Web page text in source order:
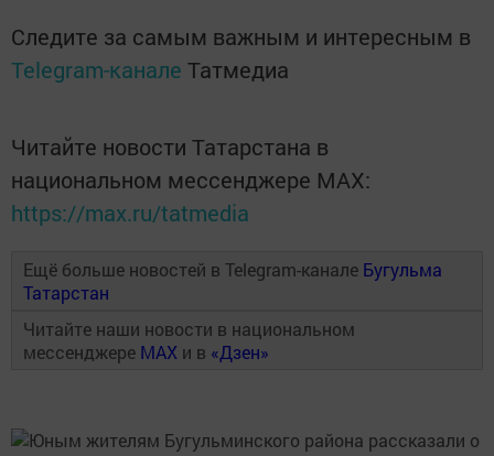
Следите за самым важным и интересным в
Telegram-канале Татмедиа
Читайте новости Татарстана в
национальном мессенджере MАХ:
https://max.ru/tatmedia
Ещё больше новостей в Telegram-канале Бугульма
Татарстан
Читайте наши новости в национальном
мессенджере MAX и в «Дзен»